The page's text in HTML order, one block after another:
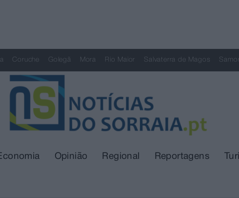
Coruche Golegã Mora Rio Maior Salvaterra de Magos
Opinião Regional Reportagens